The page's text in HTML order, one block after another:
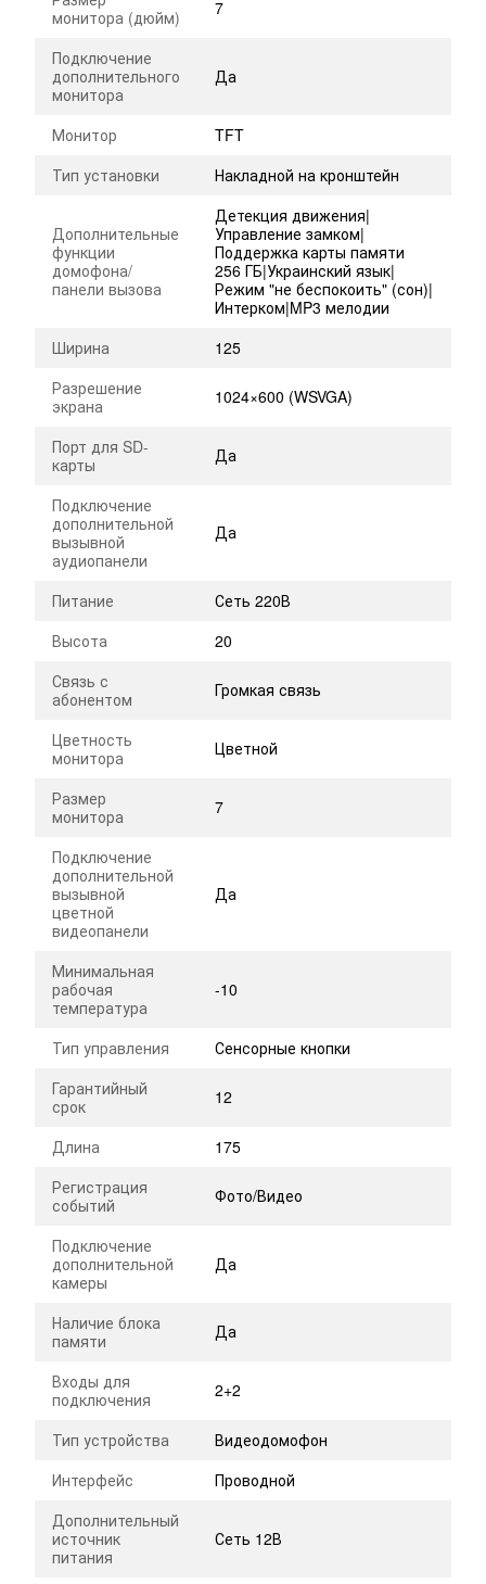
монитора (дюйм)
7
Подключение
дополнительного
монитора
Да
Монитор
TFT
Тип установки
Накладной на кронштейн
Дополнительные
функции
домофона/
панели вызова
Детекция движения|
Управление замком|
Поддержка карты памяти
256 ГБ|Украинский язык|
Режим "не беспокоить" (сон)|
Интерком|MP3 мелодии
Ширина
125
Разрешение
экрана
1024×600 (WSVGA)
Порт для SD-
карты
Да
Подключение
дополнительной
вызывной
аудиопанели
Да
Питание
Сеть 220В
Высота
20
Связь с
абонентом
Громкая связь
Цветность
монитора
Цветной
Размер
монитора
7
Подключение
дополнительной
вызывной
цветной
видеопанели
Да
Минимальная
рабочая
температура
-10
Тип управления
Сенсорные кнопки
Гарантийный
срок
12
Длина
175
Регистрация
событий
Фото/Видео
Подключение
дополнительной
камеры
Да
Наличие блока
памяти
Да
Входы для
подключения
2+2
Тип устройства
Видеодомофон
Интерфейс
Проводной
Дополнительный
источник
питания
Сеть 12В